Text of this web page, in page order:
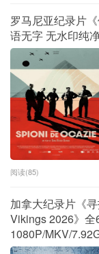
罗马尼亚纪录片
语无字 无水印纯
阅读(85)
加拿大纪录片《
Vikings 2026》全
1080P/MKV/